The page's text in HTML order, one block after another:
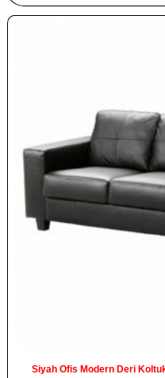
Siyah Ofis Modern Deri